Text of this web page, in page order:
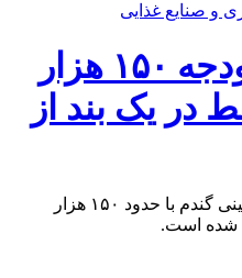
و صنایع غذایی
ماجرای کسری بودجه ۱۵۰ هزار
در یک بند از
بررسی‌ها نشان می‌دهد، خرید تضمینی گندم با حدود ۱۵۰ هزار
شده است.